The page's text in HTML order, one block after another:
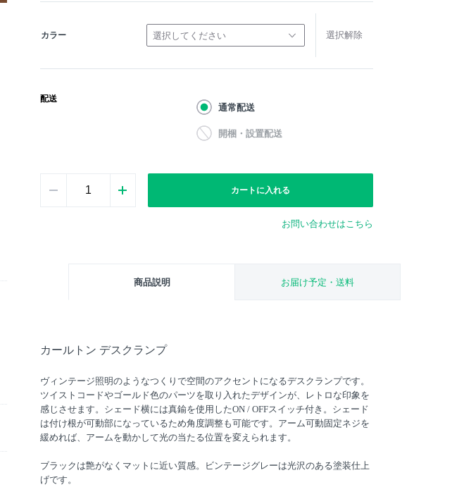
カラー 選択してください 選択解除
配送
通常配送
開梱・設置配送
カートに入れる
お問い合わせはこちら
商品説明 お届け予定・送料
カールトン デスクランプ
ヴィンテージ照明のようなつくりで空間のアクセントになるデスクランプです。
ツイストコードやゴールド色のパーツを取り入れたデザインが、レトロな印象を
感じさせます。シェード横には真鍮を使用したON / OFFスイッチ付き。シェード
は付け根が可動部になっているため角度調整も可能です。アーム可動固定ネジを
緩めれば、アームを動かして光の当たる位置を変えられます。
ブラックは艶がなくマットに近い質感。ビンテージグレーは光沢のある塗装仕上
げです。